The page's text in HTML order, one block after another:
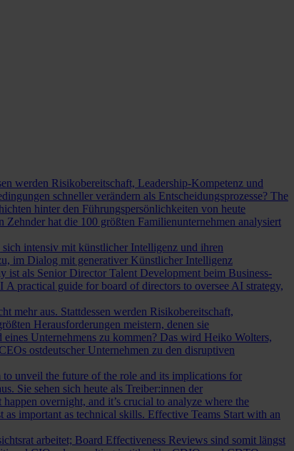
werden Risikobereitschaft, Leadership-Kompetenz und
schneller verändern als Entscheidungsprozesse? The
hinter den Führungspersönlichkeiten von heute
hat die 100 größten Familienunternehmen analysiert
intensiv mit künstlicher Intelligenz und ihren
im Dialog mit generativer Künstlicher Intelligenz
ist als Senior Director Talent Development beim Business-
A practical guide for board of directors to oversee AI strategy,
mehr aus. Stattdessen werden Risikobereitschaft,
Herausforderungen meistern, denen sie
Unternehmens zu kommen? Das wird Heiko Wolters,
ostdeutscher Unternehmen zu den disruptiven
unveil the future of the role and its implications for
Sie sehen sich heute als Treiber:innen der
happen overnight, and it’s crucial to analyze where the
important as technical skills. Effective Teams Start with an
arbeitet; Board Effectiveness Reviews sind somit längst